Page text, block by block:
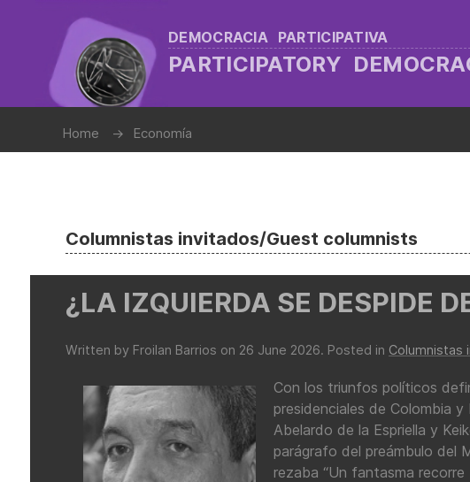
DEMOCRACIA PARTICIPATIVA
PARTICIPATORY
Home Economía
Columnistas invitados/Guest columnists
¿LA IZQUIERDA SE DESPIDE
Written by Froilan Barrios on 26 June 2026. Posted in Columnistas
Con los triunfos políticos
presidenciales de Colombia
Abelardo de la Espriella y
parágrafo del preámbulo del
rezaba “Un fantasma recorre